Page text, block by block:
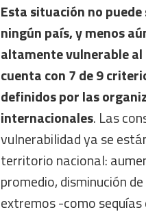
Esta situación no
ningún país, y menos
altamente vulnerable
cuenta con 7 de 9
definidos por las
internacionales. Las
vulnerabilidad ya se
territorio nacional:
promedio, disminución
extremos -como